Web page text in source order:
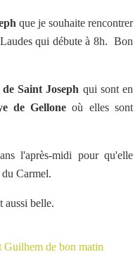
que je souhaite rencontrer
qui débute à 8h. Bon
Saint Joseph qui sont en
de Gellone où elles sont
l'après-midi pour qu'elle
Carmel.
aussi belle.